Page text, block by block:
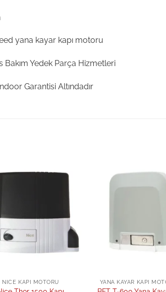
yana kayar kapı motoru
Bakım Yedek Parça Hizmetleri
Garantisi Altındadır
Add to
NICE KAPI MOTORU YANA KAYAR KAPI